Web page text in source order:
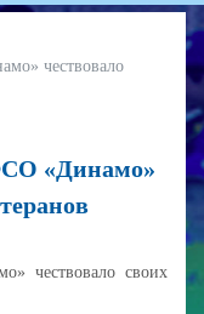
чествовало
«Динамо»
чествовало своих